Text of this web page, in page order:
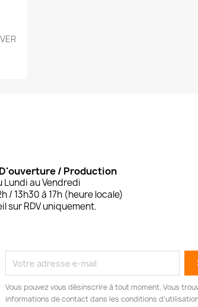
/ Production
Lundi au Vendredi
/ 13h30 à 17h (heure locale)
sur RDV uniquement.
Vous pouvez vous désinscrire à tout moment. Vous
informations de contact dans les conditions